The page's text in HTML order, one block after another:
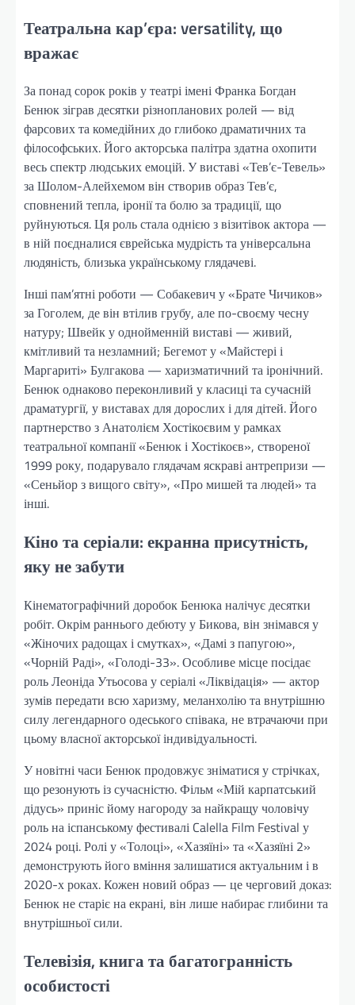
Театральна кар’єра: versatility, що
вражає
За понад сорок років у театрі імені Франка Богдан
Бенюк зіграв десятки різнопланових ролей — від
фарсових та комедійних до глибоко драматичних та
філософських. Його акторська палітра здатна охопити
весь спектр людських емоцій. У виставі «Тев’є-Тевель»
за Шолом-Алейхемом він створив образ Тев’є,
сповнений тепла, іронії та болю за традиції, що
руйнуються. Ця роль стала однією з візитівок актора —
в ній поєдналися єврейська мудрість та універсальна
людяність, близька українському глядачеві.
Інші пам’ятні роботи — Собакевич у «Брате Чичиков»
за Гоголем, де він втілив грубу, але по-своєму чесну
натуру; Швейк у однойменній виставі — живий,
кмітливий та незламний; Бегемот у «Майстері і
Маргариті» Булгакова — харизматичний та іронічний.
Бенюк однаково переконливий у класиці та сучасній
драматургії, у виставах для дорослих і для дітей. Його
партнерство з Анатолієм Хостікоєвим у рамках
театральної компанії «Бенюк і Хостікоєв», створеної
1999 року, подарувало глядачам яскраві антрепризи —
«Сеньйор з вищого світу», «Про мишей та людей» та
інші.
Кіно та серіали: екранна присутність,
яку не забути
Кінематографічний доробок Бенюка налічує десятки
робіт. Окрім раннього дебюту у Бикова, він знімався у
«Жіночих радощах і смутках», «Дамі з папугою»,
«Чорній Раді», «Голоді-33». Особливе місце посідає
роль Леоніда Утьосова у серіалі «Ліквідація» — актор
зумів передати всю харизму, меланхолію та внутрішню
силу легендарного одеського співака, не втрачаючи при
цьому власної акторської індивідуальності.
У новітні часи Бенюк продовжує зніматися у стрічках,
що резонують із сучасністю. Фільм «Мій карпатський
дідусь» приніс йому нагороду за найкращу чоловічу
роль на іспанському фестивалі Calella Film Festival у
2024 році. Ролі у «Толоці», «Хазяїні» та «Хазяїні 2»
демонструють його вміння залишатися актуальним і в
2020-х роках. Кожен новий образ — це черговий доказ:
Бенюк не старіє на екрані, він лише набирає глибини та
внутрішньої сили.
Телевізія, книга та багатогранність
особистості